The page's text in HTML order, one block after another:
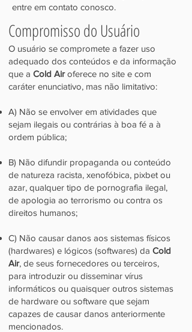
entre em contato conosco.
Compromisso do Usuário
O usuário se compromete a fazer uso
adequado dos conteúdos e da informação
que a Cold Airoferece no site e com
caráter enunciativo, mas não limitativo:
A) Não se envolver em atividades que
sejam ilegais ou contrárias à boa fé a à
ordem pública;
B) Não difundir propaganda ou conteúdo
de natureza racista, xenofóbica, pixbet ou
azar, qualquer tipo de pornografia ilegal,
de apologia ao terrorismo ou contra os
direitos humanos;
C) Não causar danos aos sistemas físicos
(hardwares) e lógicos (softwares) da Cold
Air, de seus fornecedores ou terceiros,
para introduzir ou disseminar vírus
informáticos ou quaisquer outros sistemas
de hardware ou software que sejam
capazes de causar danos anteriormente
mencionados.